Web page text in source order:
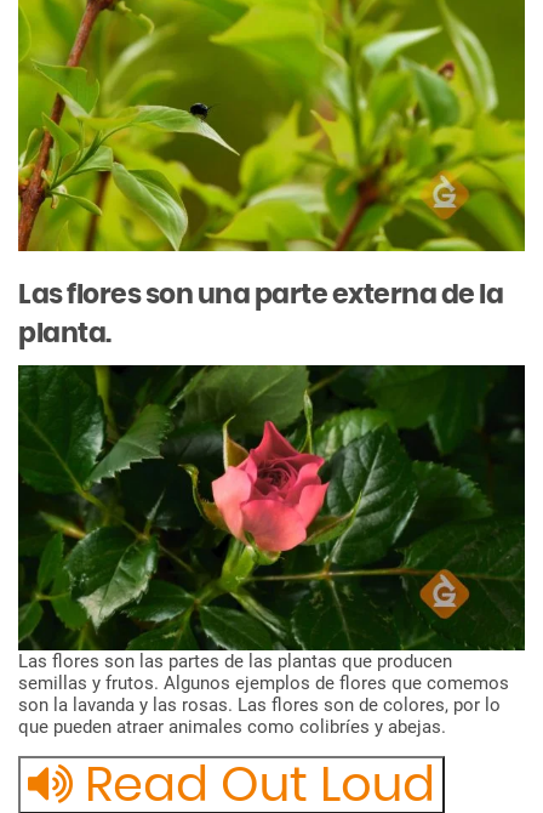
Lasflores son una parteexternade la
planta.
Las flores son las partes de las plantas que producen
semillas y frutos. Algunos ejemplos de flores que comemos
son la lavanda y las rosas. Las flores son de colores, por lo
que pueden atraer animales como colibríes y abejas.
Read Out Loud